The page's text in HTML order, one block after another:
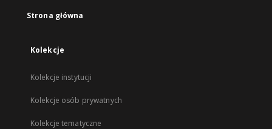
Strona główna
Kolekcje
Kolekcje instytucji
Kolekcje osób prywatnych
Kolekcje tematyczne